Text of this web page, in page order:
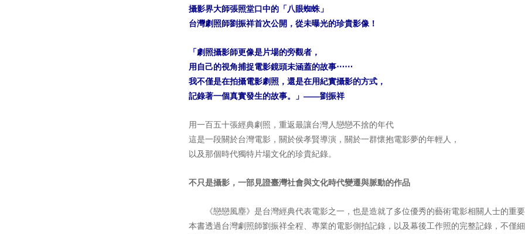
攝影界大師張照堂口中的「八眼蜘蛛」
台灣劇照師劉振祥首次公開，從未曝光的珍貴影像！
「劇照攝影師更像是片場的旁觀者，
用自己的視角捕捉電影鏡頭未涵蓋的故事⋯⋯
我不僅是在拍攝電影劇照，還是在用紀實攝影的方式，
記錄著一個真實發生的故事。」——劉振祥
用一百五十張經典劇照，重返最讓台灣人戀戀不捨的年代
這是一段關於台灣電影，關於侯孝賢導演，關於一群懷抱電影夢的年輕人，
以及那個時代獨特片場文化的珍貴紀錄。
不只是攝影，一部見證臺灣社會與文化時代變遷與脈動的作品
《戀戀風塵》是台灣經典代表電影之一，也是造就了多位優秀的藝術電影相關人士的重
本書透過台灣劇照師劉振祥全程、專業的電影側拍記錄，以及幕後工作照的完整記錄，不僅